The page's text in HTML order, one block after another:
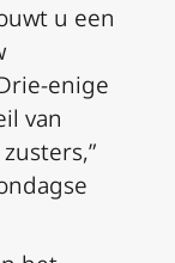
u een
enige
van